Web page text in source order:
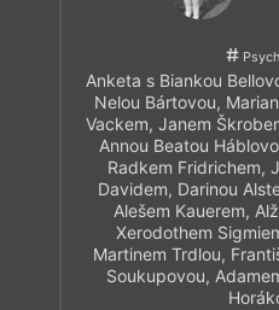
Anketa s Biankou
Nelou Bártovou,
Vackem, Janem
Annou Beatou
Radkem Fridrichem,
Davidem, Darinou
Alešem Kauerem,
Xerodothem
Martinem Trdlou,
Soukupovou,